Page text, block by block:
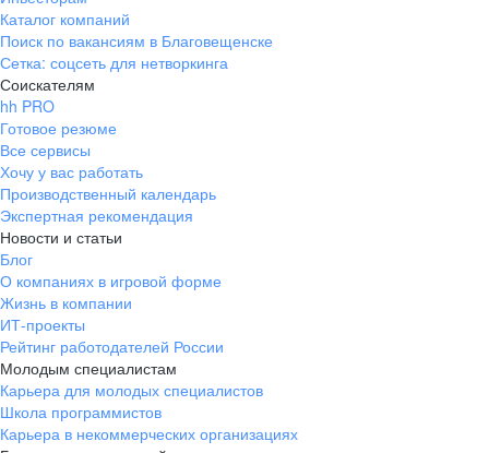
Каталог компаний
Поиск по вакансиям в Благовещенске
Сетка: соцсеть для нетворкинга
Соискателям
hh PRO
Готовое резюме
Все сервисы
Хочу у вас работать
Производственный календарь
Экспертная рекомендация
Новости и статьи
Блог
О компаниях в игровой форме
Жизнь в компании
ИТ-проекты
Рейтинг работодателей России
Молодым специалистам
Карьера для молодых специалистов
Школа программистов
Карьера в некоммерческих организациях